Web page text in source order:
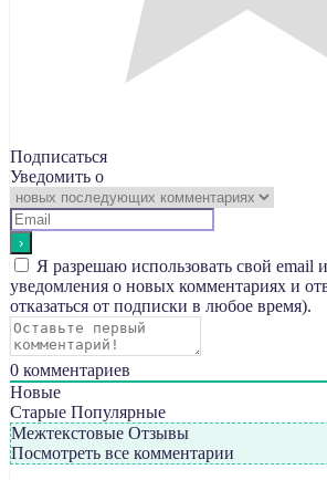
Подписаться
Уведомить о
Я разрешаю использовать свой email
уведомления о новых комментариях и
отказаться от подписки в любое время).
0 комментариев
Новые
Старые Популярные
Межтекстовые Отзывы
Посмотреть все комментарии